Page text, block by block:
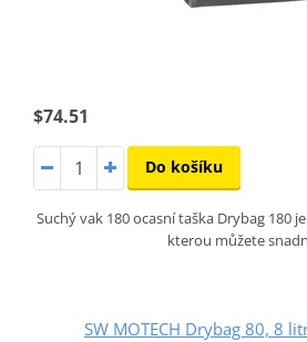
$74.51
Do košíku
Suchý vak 180 ocasní taška Drybag 180
kterou můžete
SW MOTECH Drybag 80, 8